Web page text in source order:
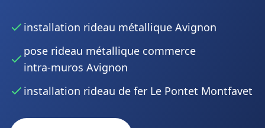
installation rideau métallique Avignon
pose rideau métallique commerce
intra‑muros Avignon
installation rideau de fer Le Pontet Montfavet